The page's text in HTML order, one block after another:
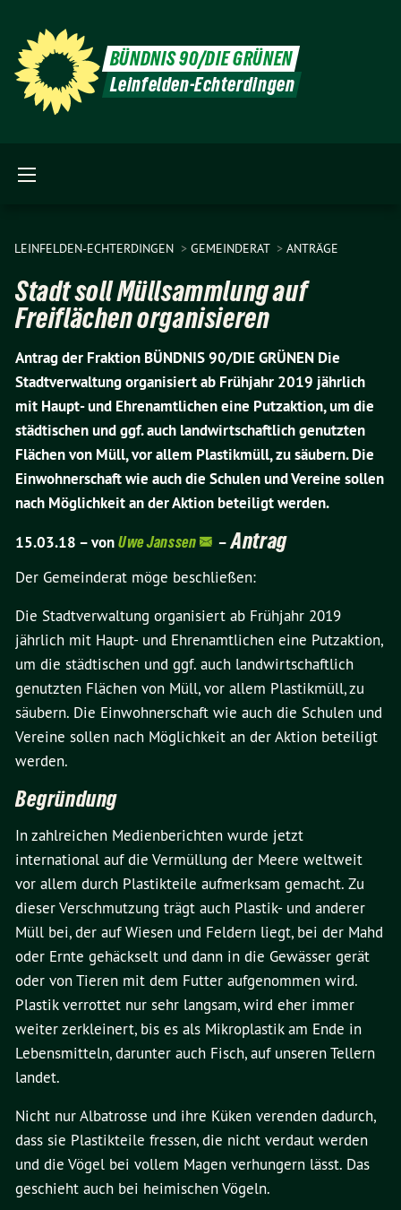
BÜNDNIS 90/DIE GRÜNEN
Leinfelden-Echterdingen
LEINFELDEN-ECHTERDINGEN GEMEINDERAT ANTRÄGE
Stadt soll Müllsammlung auf
Freiflächen organisieren
Antrag der Fraktion BÜNDNIS 90/DIE GRÜNEN Die
Stadtverwaltung organisiert ab Frühjahr 2019 jährlich
mit Haupt- und Ehrenamtlichen eine Putzaktion, um die
städtischen und ggf. auch landwirtschaftlich genutzten
Flächen von Müll, vor allem Plastikmüll, zu säubern. Die
Einwohnerschaft wie auch die Schulen und Vereine sollen
nach Möglichkeit an der Aktion beteiligt werden.
15.03.18 –vonUwe Janssen – Antrag
Der Gemeinderat möge beschließen:
Die Stadtverwaltung organisiert ab Frühjahr 2019
jährlich mit Haupt- und Ehrenamtlichen eine Putzaktion,
um die städtischen und ggf. auch landwirtschaftlich
genutzten Flächen von Müll, vor allem Plastikmüll, zu
säubern. Die Einwohnerschaft wie auch die Schulen und
Vereine sollen nach Möglichkeit an der Aktion beteiligt
werden.
Begründung
In zahlreichen Medienberichten wurde jetzt
international auf die Vermüllung der Meere weltweit
vor allem durch Plastikteile aufmerksam gemacht. Zu
dieser Verschmutzung trägt auch Plastik- und anderer
Müll bei, der auf Wiesen und Feldern liegt, bei der Mahd
oder Ernte gehäckselt und dann in die Gewässer gerät
oder von Tieren mit dem Futter aufgenommen wird.
Plastik verrottet nur sehr langsam, wird eher immer
weiter zerkleinert, bis es als Mikroplastik am Ende in
Lebensmitteln, darunter auch Fisch, auf unseren Tellern
landet.
Nicht nur Albatrosse und ihre Küken verenden dadurch,
dass sie Plastikteile fressen, die nicht verdaut werden
und die Vögel bei vollem Magen verhungern lässt. Das
geschieht auch bei heimischen Vögeln.